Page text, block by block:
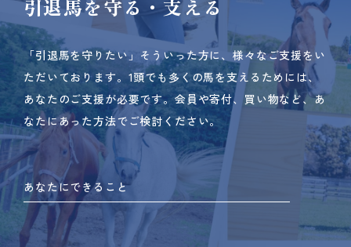
引退馬を守る・支える
「引退馬を守りたい」そういった方に、様々なご支援をい
ただいております。 1頭でも多くの馬を支えるためには、
あなたのご支援が必要です。 会員や寄付、買い物など、あ
なたにあった方法でご検討ください。
あなたにできること